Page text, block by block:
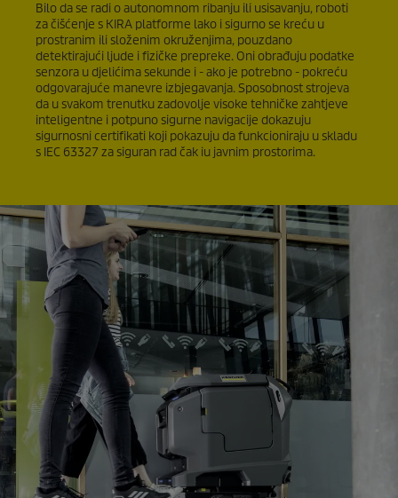
Bilo da se radi o autonomnom ribanju ili usisavanju, roboti
za čišćenje s KIRA platforme lako i sigurno se kreću u
prostranim ili složenim okruženjima, pouzdano
detektirajući ljude i fizičke prepreke. Oni obrađuju podatke
senzora u djelićima sekunde i - ako je potrebno - pokreću
odgovarajuće manevre izbjegavanja. Sposobnost strojeva
da u svakom trenutku zadovolje visoke tehničke zahtjeve
inteligentne i potpuno sigurne navigacije dokazuju
sigurnosni certifikati koji pokazuju da funkcioniraju u skladu
s IEC 63327 za siguran rad čak iu javnim prostorima.